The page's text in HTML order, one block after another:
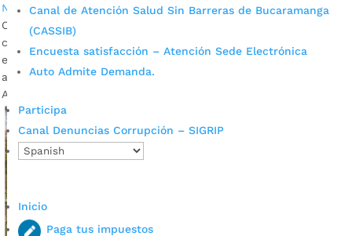
Canal de Atención Salud Sin Barreras de Bucaramanga
(CASSIB)
Encuesta satisfacción – Atención Sede Electrónica
Auto Admite Demanda.
Participa
Canal Denuncias Corrupción – SIGRIP
Inicio
Paga tus impuestos
Noticias
Con éxito se realiza el plan de mejoramiento y ampliación de
cobertura en la prestación del servicio de acueducto, para
este fin se cuenta con 5 proyectos que tienen una inversión
aproximada de 47 mil millones de pesos. Fotografía: Prensa
Alcaldía de Bucaramanga Una...